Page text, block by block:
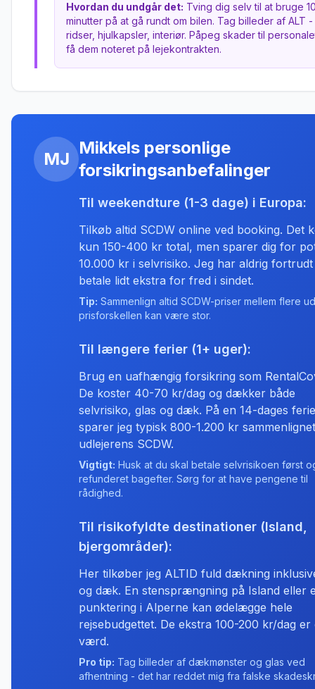
Hvordan du undgår det: Tving dig selv til at bruge
minutter på at gå rundt om bilen. Tag billeder af ALT -
ridser, hjulkapsler, interiør. Påpeg skader til
få dem noteret på lejekontrakten.
MJ
Mikkels personlige
forsikringsanbefalinger
Til weekendture (1-3 dage) i Europa:
Tilkøb altid SCDW online ved booking. Det
kun 150-400 kr total, men sparer dig for
10.000 kr i selvrisiko. Jeg har aldrig
betale lidt ekstra for fred i sindet.
Tip: Sammenlign altid SCDW-priser mellem flere
prisforskellen kan være stor.
Til længere ferier (1+ uger):
Brug en uafhængig forsikring som
De koster 40-70 kr/dag og dækker både
selvrisiko, glas og dæk. På en 14-dages ferie
sparer jeg typisk 800-1.200 kr
udlejerens SCDW.
Vigtigt: Husk at du skal betale selvrisikoen først
refunderet bagefter. Sørg for at have pengene til
rådighed.
Til risikofyldte destinationer (Island,
bjergområder):
Her tilkøber jeg ALTID fuld dækning
og dæk. En stensprængning på Island eller
punktering i Alperne kan ødelægge hele
rejsebudgettet. De ekstra 100-200 kr/dag er
værd.
Pro tip: Tag billeder af dækmønster og glas ved
afhentning - det har reddet mig fra falske